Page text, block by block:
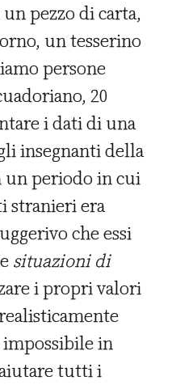
pezzo di carta,
un tesserino
persone
20
i dati di una
insegnanti della
un periodo in cui
stranieri era
che essi
situazioni di
i propri valori
impossibile in
tutti i